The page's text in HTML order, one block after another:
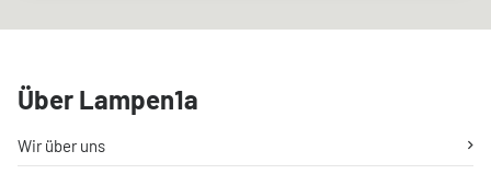
Über Lampen1a
Wir über uns